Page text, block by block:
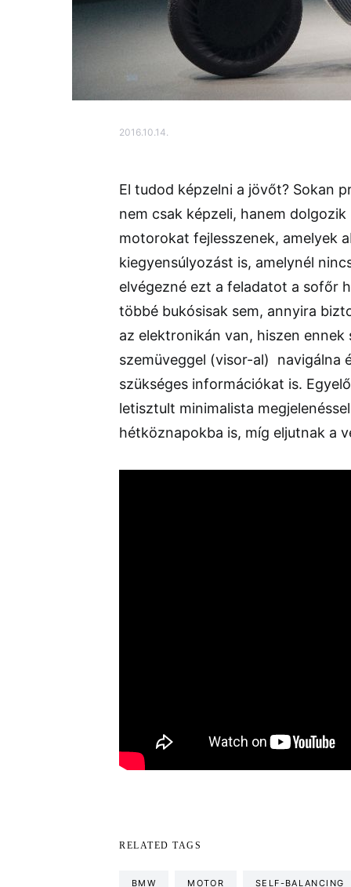
2016.10.14.
El tudod képzelni a jövőt? Sokan
nem csak képzeli, hanem
motorokat fejlesszenek, amelyek
kiegyensúlyozást is, amelynél
elvégezné ezt a feladatot a sofőr
többé bukósisak sem, annyira
az elektronikán van, hiszen
szemüveggel (visor-al) navigálna
szükséges információkat is.
letisztult minimalista
hétköznapokba is, míg eljutnak a
RELATED TAGS
BMW MOTOR SELF-BALANCING